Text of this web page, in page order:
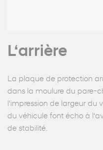
L‘arrière
La plaque de protection
dans la moulure du pare-
l‘impression de largeur du
du véhicule font écho à
de stabilité.